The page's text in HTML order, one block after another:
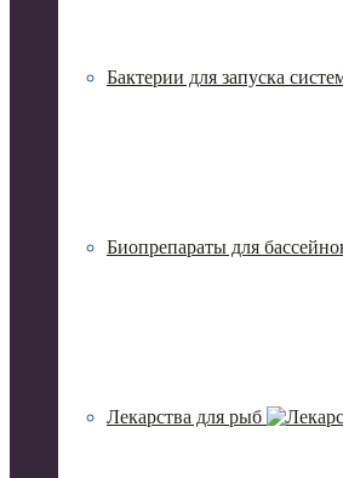
Бактерии для запуска
Биопрепараты для
Лекарства для рыб